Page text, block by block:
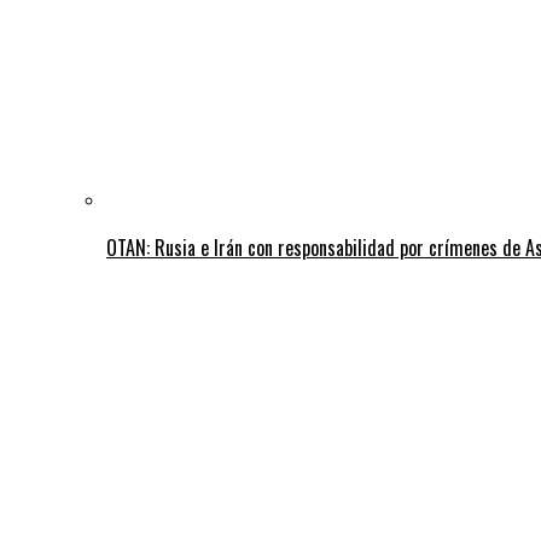
OTAN: Rusia e Irán con responsabilidad por crímenes de